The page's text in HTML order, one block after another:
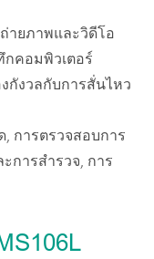
ายภาพและวิดีโอ
กคอมพิวเตอร์
กังวลกับการสั่นไหว
การตรวจสอบการ
การสำรวจ, การ